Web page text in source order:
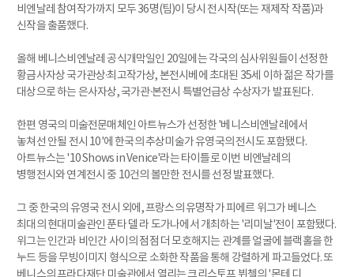
비엔날레 참여작가까지 모두 36명(팀)이 당시 전시작(또는 재제작 작품)과
신작을 출품했다.
올해 베니스비엔날레 공식개막일인 20일에는 각국의 심사위원들이 선정한
황금사자상 국가관상·최고작가상, 본전시베에 초대된 35세 이하 젊은 작가를
대상으로 하는 은사자상, 국가관·본전시 특별언급상 수상자가 발표된다.
한편 영국의 미술전문매체인 아트뉴스가 선정한 '베니스비엔날레에서
놓쳐선 안될 전시 10'에 한국의 추상미술가 유영국의 전시도 포함됐다.
아트뉴스는 '10 Shows in Venice'라는 타이틀로 이번 비엔날레의
병행전시와 연계전시 중 10건의 볼만한 전시를 선정 발표했다.
그 중 한국의 유영국 전시 외에, 프랑스의 유명작가 피에르 위그가 베니스
최대의 현대미술관인 푼타 델 라 도가나에서 개최하는 '리미날'전이 포함됐다.
위그는 인간과 비인간 사이의 점점 더 모호해지는 관계를 얼굴에 블랙홀을 한
누드 등을 무빙이미지 형식으로 소화한 작품을 통해 강렬하게 파고들었다. 또
베니스의 프라다재단 미술관에서 열리는 크리스토프 뷔첼의 '몬테 디